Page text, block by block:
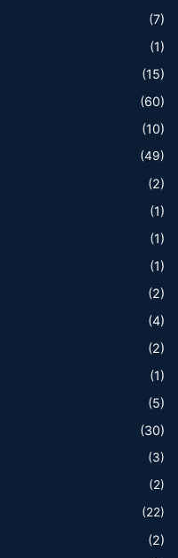
(7)
(1)
(15)
(60)
(10)
(49)
(2)
(1)
(1)
(1)
(2)
(4)
(2)
(1)
(5)
(30)
(3)
(2)
(22)
(2)